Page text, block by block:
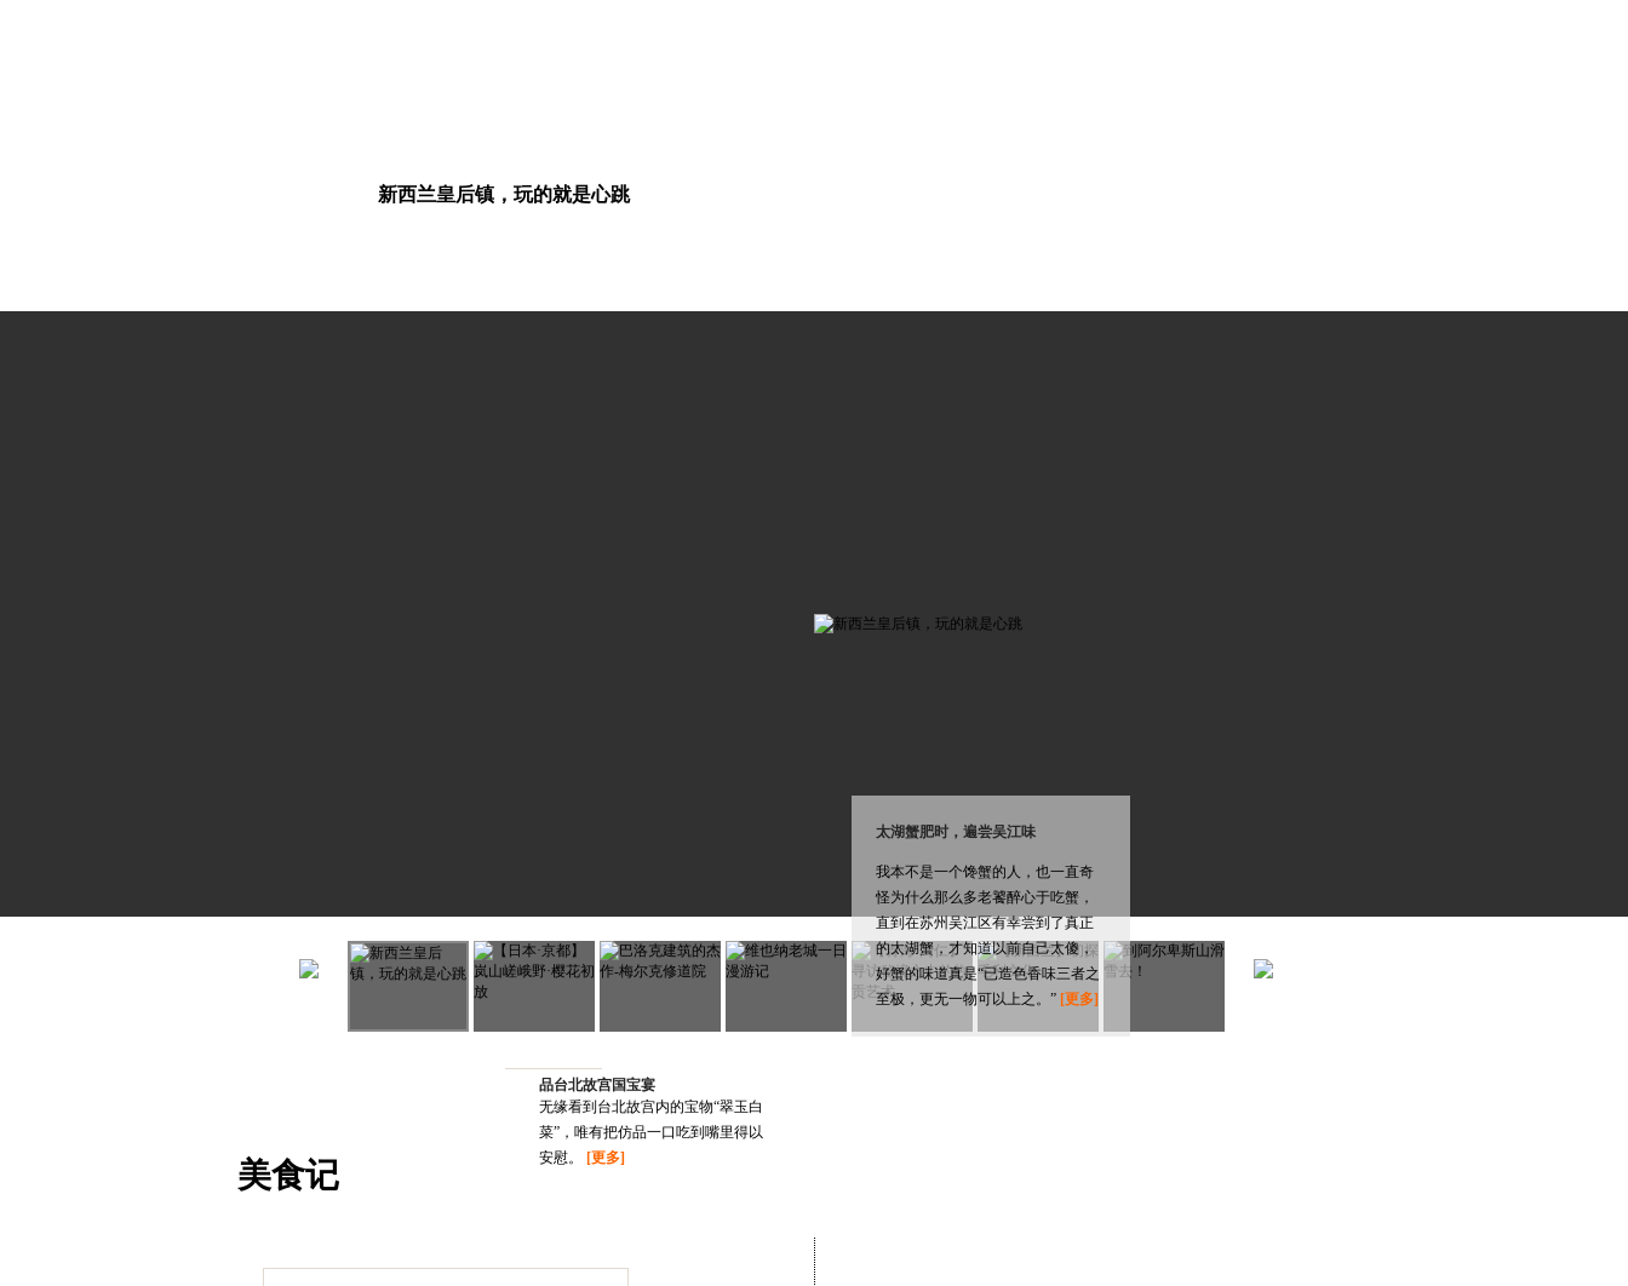
新西兰皇后镇，玩的就是心跳
美食记
品台北故宫国宝宴
无缘看到台北故宫内的宝物“翠玉白
菜”，唯有把仿品一口吃到嘴里得以
安慰。
[更多]
太湖蟹肥时，遍尝吴江味
我本不是一个馋蟹的人，也一直奇
怪为什么那么多老饕醉心于吃蟹，
直到在苏州吴江区有幸尝到了真正
的太湖蟹，才知道以前自己太傻，
好蟹的味道真是“已造色香味三者之
至极，更无一物可以上之。” [更多]